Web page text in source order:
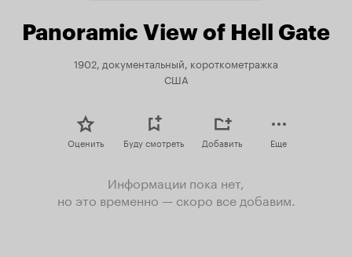
Panoramic View of Hell Gate
1902, документальный, короткометражка
США
Оценить Буду смотреть Добавить Еще
Информации пока нет,
но это временно — скоро все добавим.